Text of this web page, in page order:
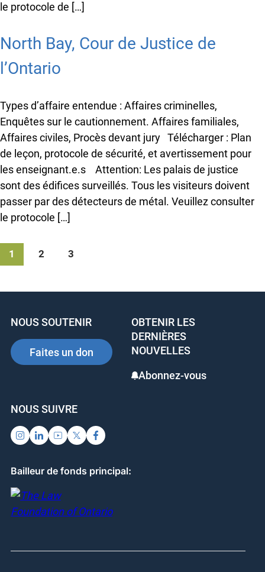
le protocole de […]
North Bay, Cour de Justice de
l’Ontario
Types d’affaire entendue : Affaires criminelles,
Enquêtes sur le cautionnement. Affaires familiales,
Affaires civiles, Procès devant jury Télécharger : Plan
de leçon, protocole de sécurité, et avertissement pour
les enseignant.e.s Attention: Les palais de justice
sont des édifices surveillés. Tous les visiteurs doivent
passer par des détecteurs de métal. Veuillez consulter
le protocole […]
1 2 3
NOUS SOUTENIR
Faites un don
OBTENIR LES
DERNIÈRES
NOUVELLES
Abonnez-vous
NOUS SUIVRE
Bailleur de fonds principal: